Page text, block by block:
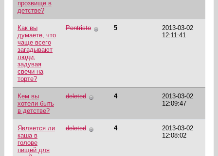
прозвище в
детстве?
Как вы
думаете, что
чаще всего
загадывают
люди,
задувая
свечи на
торте?
Pentristo 5
2013-03-02
12:11:41
Кем вы
хотели быть
в детстве?
deleted 4
2013-03-02
12:09:47
Является ли
каша в
голове
пищей для
deleted 4
2013-03-02
12:08:02